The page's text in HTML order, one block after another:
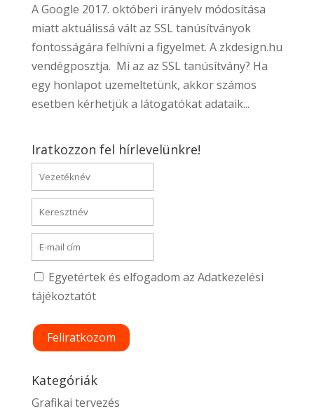
A Google 2017. októberi irányelv módosítása
miatt aktuálissá vált az SSL tanúsítványok
fontosságára felhívni a figyelmet. A zkdesign.hu
vendégposztja. Mi az az SSL tanúsítvány? Ha
egy honlapot üzemeltetünk, akkor számos
esetben kérhetjük a látogatókat adataik...
Iratkozzon fel hírlevelünkre!
Egyetértek és elfogadom az Adatkezelési
tájékoztatót
Kategóriák
Grafikai tervezés